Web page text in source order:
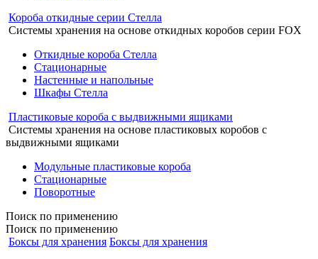
Короба откидные серии Стелла
Системы хранения на основе откидных коробов серии FOX
Откидные короба Стелла
Стационарные
Настенные и напольные
Шкафы Стелла
Пластиковые короба с выдвижными ящиками
Системы хранения на основе пластиковых коробов с
выдвижными ящиками
Модульные пластиковые короба
Стационарные
Поворотные
Поиск по применению
Поиск по применению
Боксы для хранения Боксы для хранения